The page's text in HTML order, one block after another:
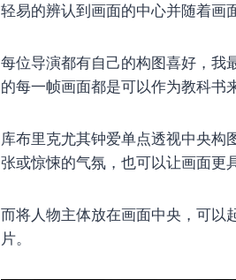
轻易的辨认到画面的中心并随着画
每位导演都有自己的构图喜好，我
的每一帧画面都是可以作为教科书
库布里克尤其钟爱单点透视中央构
张或惊悚的气氛，也可以让画面更
而将人物主体放在画面中央，可以
片。